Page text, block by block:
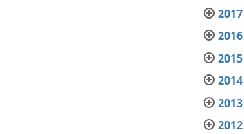
2017
2016
2015
2014
2013
2012